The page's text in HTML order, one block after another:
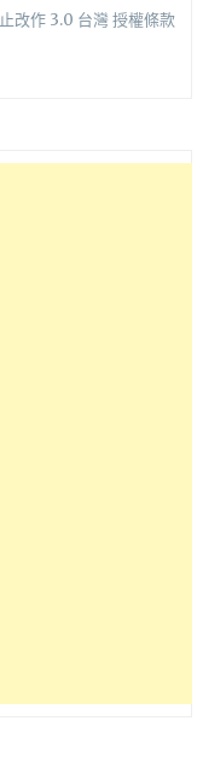
改作 3.0 台灣 授權條款